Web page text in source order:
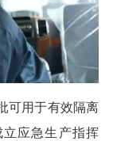
可用于有效隔离
应急生产指挥